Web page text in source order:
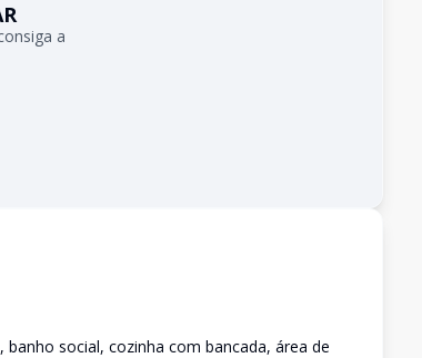
a
social, cozinha com bancada, área de